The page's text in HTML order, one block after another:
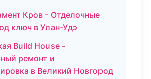
Кров - Отделочные
ключ в Улан-Удэ
Build House -
ремонт и
в Великий Новгород